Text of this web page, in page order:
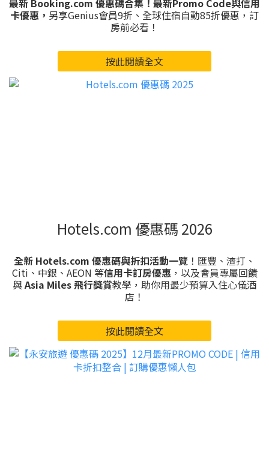
最新 Booking.com 優惠碼合集！最新Promo Code與信用
卡優惠， 另享Genius會員9折、全球住宿自動85折優惠，訂
房前必看！
按此閱讀全文
Hotels.com 優惠碼 2026
全新 Hotels.com 優惠碼與折扣活動一覽 ！匯豐、渣打、
Citi、中銀、AEON 等信用卡訂房優惠，以及會員專屬回饋
與Asia Miles 飛行獎賞教學，助你用最少預算入住心儀酒
店！
按此閱讀全文